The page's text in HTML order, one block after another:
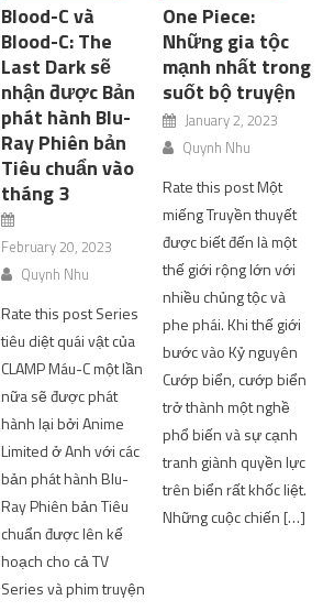
Blood-C và
Blood-C: The
Last Dark sẽ
nhận được Bản
phát hành Blu-
Ray Phiên bản
Tiêu chuẩn vào
tháng 3
February 20, 2023
Quynh Nhu
Rate this post Series
tiêu diệt quái vật của
CLAMP Máu-C một lần
nữa sẽ được phát
hành lại bởi Anime
Limited ở Anh với các
bản phát hành Blu-
Ray Phiên bản Tiêu
chuẩn được lên kế
hoạch cho cả TV
Series và phim truyện
One Piece:
Những gia tộc
mạnh nhất trong
suốt bộ truyện
January 2, 2023
Quynh Nhu
Rate this post Một
miếng Truyền thuyết
được biết đến là một
thế giới rộng lớn với
nhiều chủng tộc và
phe phái. Khi thế giới
bước vào Kỷ nguyên
Cướp biển, cướp biển
trở thành một nghề
phổ biến và sự cạnh
tranh giành quyền lực
trên biển rất khốc liệt.
Những cuộc chiến […]